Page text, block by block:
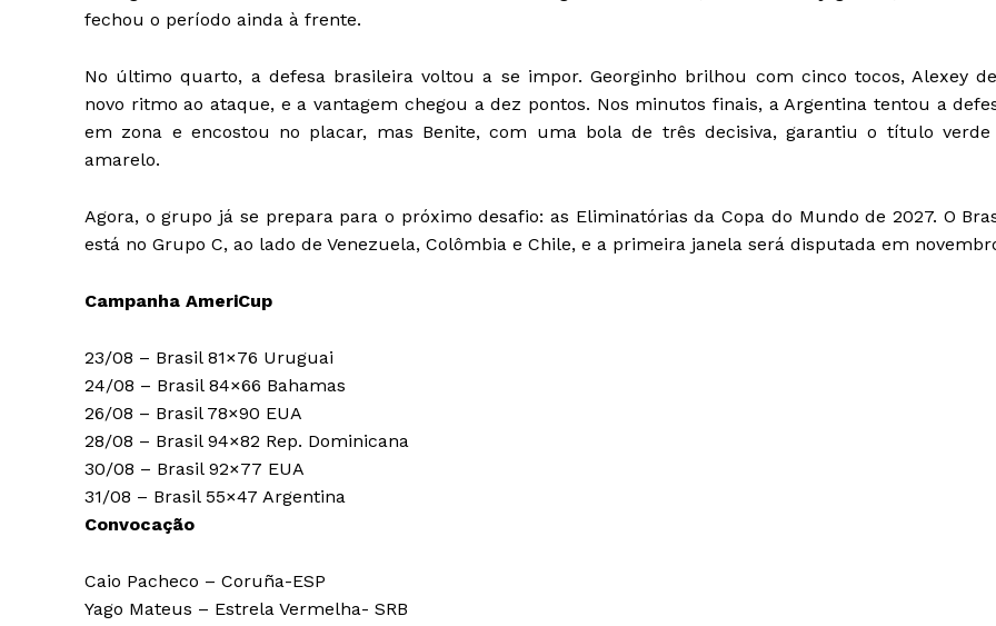
fechou o período ainda à frente.
No último quarto, a defesa brasileira voltou a se impor. Georginho brilhou com cinco tocos, Alexey
novo ritmo ao ataque, e a vantagem chegou a dez pontos. Nos minutos finais, a Argentina tentou a
em zona e encostou no placar, mas Benite, com uma bola de três decisiva, garantiu o título verde
amarelo.
Agora, o grupo já se prepara para o próximo desafio: as Eliminatórias da Copa do Mundo de 2027. O
está no Grupo C, ao lado de Venezuela, Colômbia e Chile, e a primeira janela será disputada em
Campanha AmeriCup
23/08 – Brasil 81×76 Uruguai
24/08 – Brasil 84×66 Bahamas
26/08 – Brasil 78×90 EUA
28/08 – Brasil 94×82 Rep. Dominicana
30/08 – Brasil 92×77 EUA
31/08 – Brasil 55×47 Argentina
Convocação
Caio Pacheco – Coruña-ESP
Yago Mateus – Estrela Vermelha- SRB